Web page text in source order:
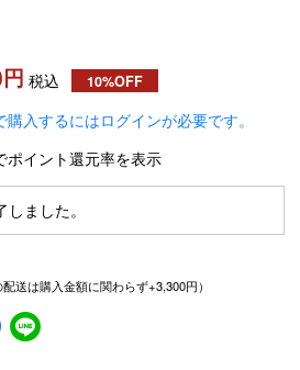
税込 10%OFF
入するにはログインが必要です。
ポイント還元率を表示
ました。
配送は購入金額に関わらず+3,300円）